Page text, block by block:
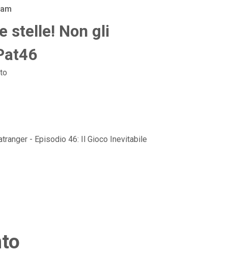
stelle! Non gli
- Episodio 46: Il Gioco Inevitabile